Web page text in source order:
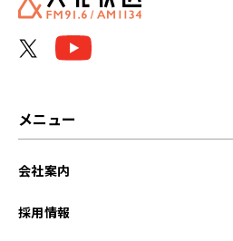
メニュー
会社案内
採用情報